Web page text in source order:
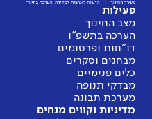
פעילות
מצב החינוך
הערכה בתשפ"ו
דו"חות ופרסומים
מבחנים וסקרים
כלים פנימיים
מבדקי תנופה
מערכת תבונה
מדיניות וקווים מנחים